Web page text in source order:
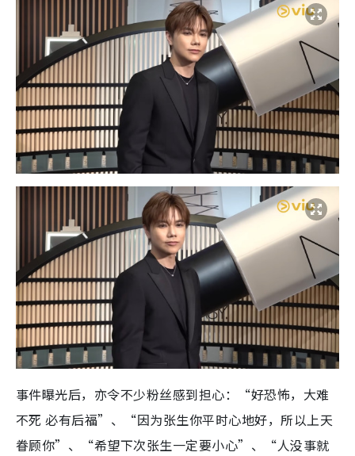
事件曝光后，亦令不少粉丝感到担心：“好恐怖，大难
不死 必有后福”、“因为张生你平时心地好，所以上天
眷顾你”、“希望下次张生一定要小心”、“人没事就